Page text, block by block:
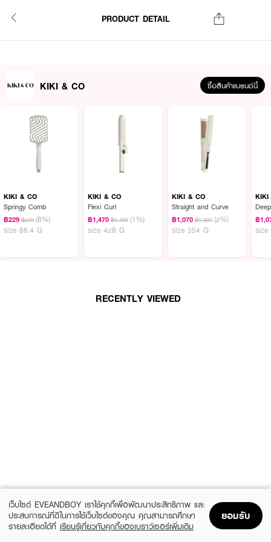
PRODUCT DETAIL
KIKI & CO ซื้อสินค้าแบรนด์นี้
KIKI & CO
Springy Comb
฿229 ฿249 (8%)
size 86.4 G
KIKI & CO
Flexi Curl
฿1,470 ฿1,490 (1%)
size 428 G
KIKI & CO
Straight and Curve
฿1,070 ฿1,090 (2%)
size 354 G
KIKI
฿
size
RECENTLY VIEWED
เว็บไซต์ EVEANDBOY เราใช้คุกกี้เพื่อพัฒนาประสิทธิภาพ และ
ประสบการณ์ที่ดีในการใช้เว็บไซต์ของคุณ คุณสามารถศึกษา
รายละเอียดได้ที่ เรียนรู้เกี่ยวกับคุกกี้ของเบราว์เซอร์เพิ่มเติม
ยอมรับ